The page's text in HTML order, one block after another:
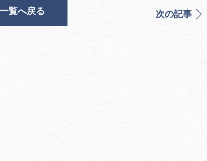
一覧へ戻る 次の記事